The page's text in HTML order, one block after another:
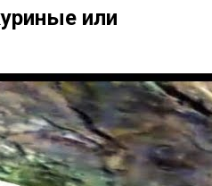
или